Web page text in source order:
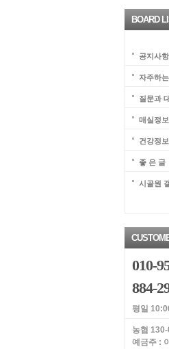
BOARD
공지사항
자주하
질문과
매실정보
건강정보
좋 은 글
시골원
010-
884-
평일
농협
예금주 :